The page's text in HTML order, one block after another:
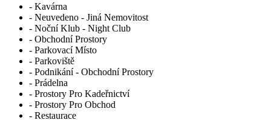
- Kavárna
- Neuvedeno - Jiná Nemovitost
- Noční Klub - Night Club
- Obchodní Prostory
- Parkovací Místo
- Parkoviště
- Podnikání - Obchodní Prostory
- Prádelna
- Prostory Pro Kadeřnictví
- Prostory Pro Obchod
- Restaurace